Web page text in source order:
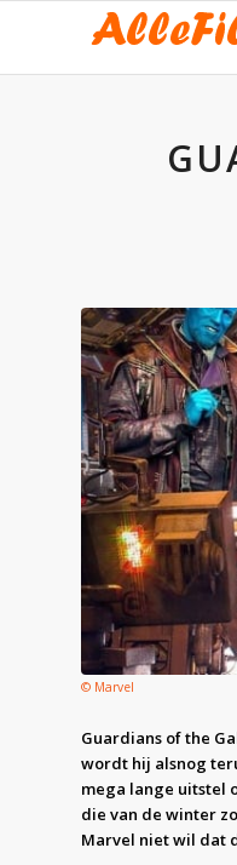
© Marvel
Guardians of the
wordt hij alsnog
mega lange uitstel
die van de winter
Marvel niet wil dat